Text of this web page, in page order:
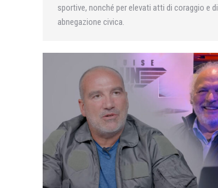
sportive, nonché per elevati atti di coraggio e di
abnegazione civica.